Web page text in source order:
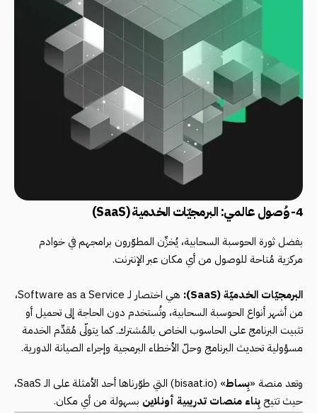
4- وُصول عالمي: البرمجيّات الخدمية (SaaS)
بفضل ثورة الحوسبة السحابية، يُخزِّن المطوّرون برامجهم في خوادم
مركزية مُتاحة للوصول من أي مكان عبر الإنترنت.
البرمجيّات الخدميّة (SaaS):
هي اختصار لـ Software as a Service،
من أشهر أنواع الحوسبة السحابية، وتُستخدم دون الحاجة إلى تحميل أو
تثبيت البرنامج على الحاسوب الخاص بالمُشترك. كما يتولّى مُقدِّم الخدمة
مسؤولية تحديث البرنامج وحلّ الأخطاء البرمجية وإجراء الصيانة الدورية.
وتعد منصة «بِساط» (
bisaat.io
) التي طوّرناها أحد الأمثلة على الـ SaaS،
حيث تتيح بِناء منصات تدريبية أونلاين بسهولة من أي مكان.